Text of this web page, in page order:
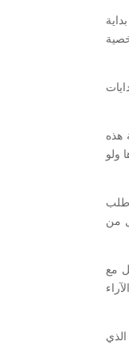
هذه
ولو
طلب
من
مع